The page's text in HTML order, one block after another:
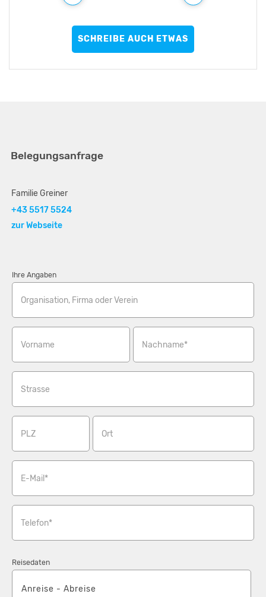
SCHREIBE AUCH ETWAS
Belegungsanfrage
Familie Greiner
+43 5517 5524
zur Webseite
Ihre Angaben
Organisation, Firma oder Verein
Vorname Nachname*
Strasse
PLZ Ort
E-Mail*
Telefon*
Reisedaten